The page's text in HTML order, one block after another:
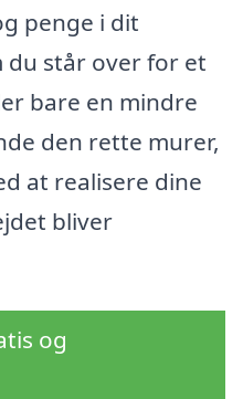
penge i dit
du står over for et
bare en mindre
den rette murer,
at realisere dine
bliver
og